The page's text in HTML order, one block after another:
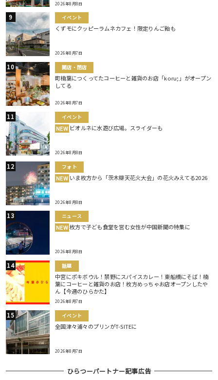
2026年8月8日
イベント
くずモにクッピーラムネカフェ！限定りんご飴も
2026年8月7日
開店・閉店
町楠葉につくってたコーヒーと雑貨のお店「koru;」がオープン
してる
2026年8月7日
イベント
NEW ビオルネに水遊び広場。スライダーも
2026年8月8日
フォト
NEW いま枚方から「茨木辯天花火大会」の花火みえてる2026
2026年8月8日
ニュース
NEW 枚方で子ども食堂を営む女性が中国新聞の特集に
2026年8月8日
話題
中宮にポキボウル！禁野にスパイスカレー！東船橋にそば！楠
葉にコーヒーと雑貨のお店！枚方めっちゃお店オープンしたや
ん【今週のひらかた】
2026年8月7日
イベント
全国津々浦々のプリンがT-SITEに
2026年8月7日
ひらつーパートナー記事広告